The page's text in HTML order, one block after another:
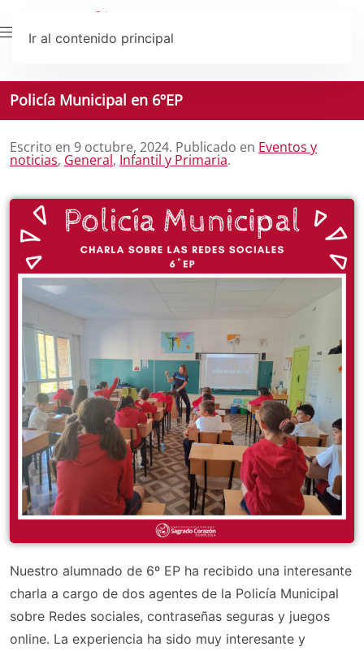
Ir al contenido principal
Policía Municipal en 6ºEP
Escrito en 9 octubre, 2024. Publicado en Eventos y
noticias, General, Infantil y Primaria.
Nuestro alumnado de 6º EP ha recibido una interesante
charla a cargo de dos agentes de la Policía Municipal
sobre Redes sociales, contraseñas seguras y juegos
online. La experiencia ha sido muy interesante y